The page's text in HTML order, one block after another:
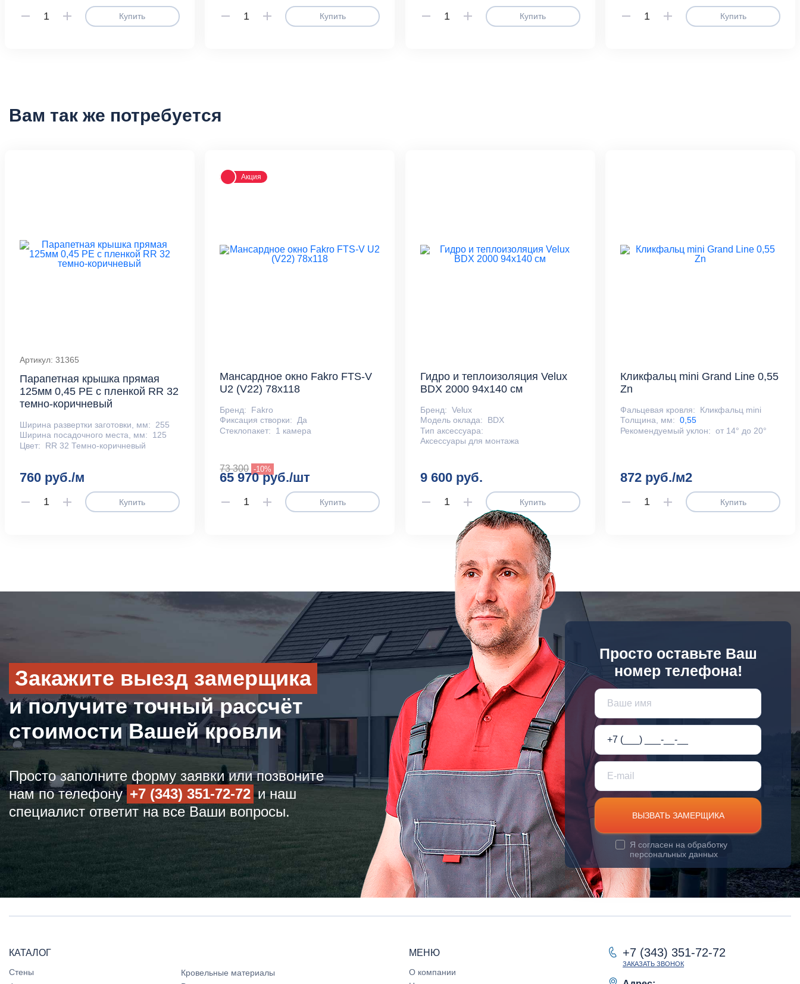
Купить Купить Купить Купить
Вам так же потребуется
Артикул: 31365
Парапетная крышка прямая
125мм 0,45 PE с пленкой RR 32
темно-коричневый
Ширина развертки заготовки, мм:
255
Ширина посадочного места, мм:
125
Цвет:
RR 32 Темно-коричневый
760 руб./м
Купить
Акция
Мансардное окно Fakro FTS-V
U2 (V22) 78x118
Бренд:
Fakro
Фиксация створки: Да
Стеклопакет:
1 камера
73 300 -10%
65 970 руб./шт
Купить
Гидро и теплоизоляция Velux
BDX 2000 94x140 см
Бренд: Velux
Модель оклада:
BDX
Тип аксессуара:
Аксессуары для монтажа
9 600 руб.
Купить
Кликфальц mini Grand Line 0,55
Zn
Фальцевая кровля:
Кликфальц mini
Толщина, мм: 0,55
Рекомендуемый уклон: от 14° до 20°
872 руб./м2
Купить
Закажите выезд замерщика
и получите точный рассчёт
стоимости Вашей кровли
Просто заполните форму заявки или позвоните
нам по телефону +7 (343) 351-72-72и наш
специалист ответит на все Ваши вопросы.
Просто оставьте Ваш
номер телефона!
ВЫЗВАТЬ ЗАМЕРЩИКА
Я согласен на обработку
персональных данных
КАТАЛОГ
Стены
Кровельные материалы
МЕНЮ
О компании
+7 (343) 351-72-72
ЗАКАЗАТЬ ЗВОНОК